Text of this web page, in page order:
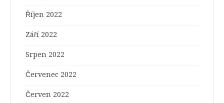
Říjen 2022
Září 2022
Srpen 2022
Červenec 2022
Červen 2022